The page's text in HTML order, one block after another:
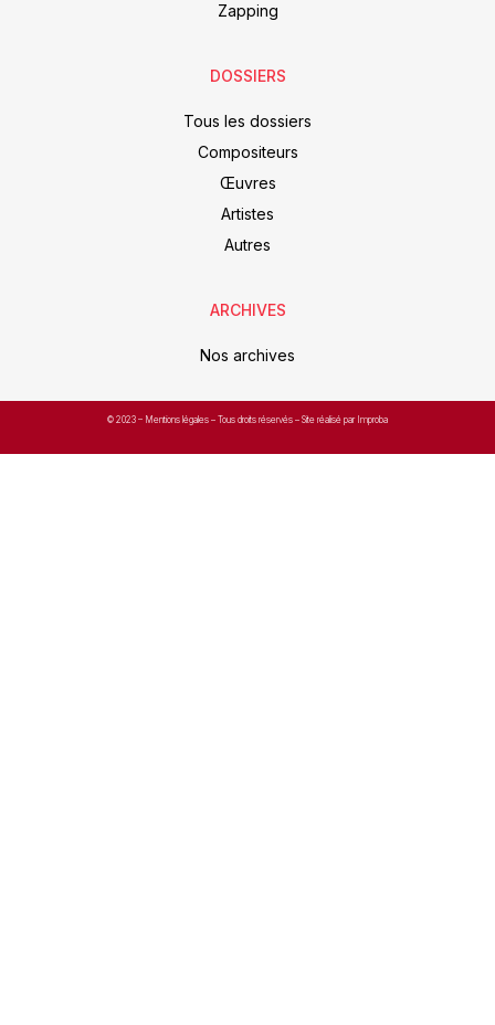
Zapping
DOSSIERS
Tous les dossiers
Compositeurs
Œuvres
Artistes
Autres
ARCHIVES
Nos archives
© 2023 – Mentions légales – Tous droits réservés – Site réalisé par Improba